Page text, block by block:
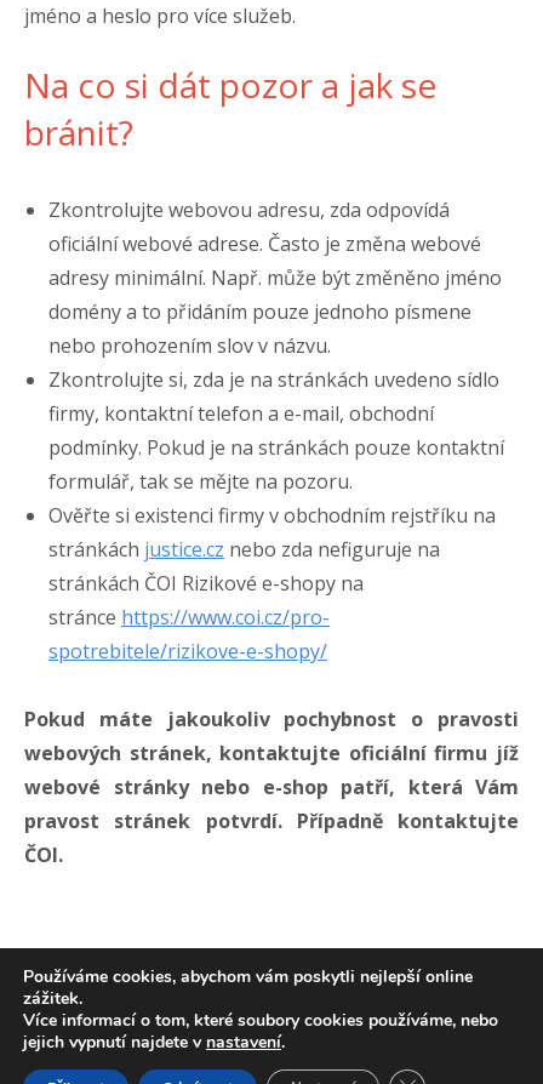
jméno a heslo pro více služeb.
Na co si dát pozor a jak se
bránit?
Zkontrolujte webovou adresu, zda odpovídá
oficiální webové adrese. Často je změna webové
adresy minimální. Např. může být změněno jméno
domény a to přidáním pouze jednoho písmene
nebo prohozením slov v názvu.
Zkontrolujte si, zda je na stránkách uvedeno sídlo
firmy, kontaktní telefon a e-mail, obchodní
podmínky. Pokud je na stránkách pouze kontaktní
formulář, tak se mějte na pozoru.
Ověřte si existenci firmy v obchodním rejstříku na
stránkách justice.cz nebo zda nefiguruje na
stránkách ČOI Rizikové e-shopy na
stránce https://www.coi.cz/pro-
spotrebitele/rizikove-e-shopy/
Pokud máte jakoukoliv pochybnost o pravosti
webových stránek, kontaktujte oficiální firmu jíž
webové stránky nebo e-shop patří, která Vám
pravost stránek potvrdí. Případně kontaktujte
ČOI.
TeamViewer
Copyright 2026e-FRACTAL s.r.o.All
Rights Reserved
Používáme cookies, abychom vám poskytli nejlepší online
zážitek.
Více informací o tom, které soubory cookies používáme, nebo
jejich vypnutí najdete v nastavení.